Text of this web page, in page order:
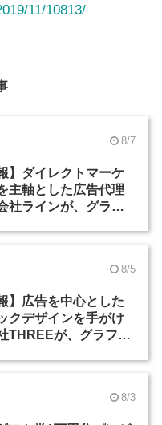
11/10813/
8/7
】ダイレクトマーケ
主軸とした広告代理
社ラインが、グラフ
8/5
】広告を中心とした
クデザインを手がけ
THREEが、グラフィ
8/3